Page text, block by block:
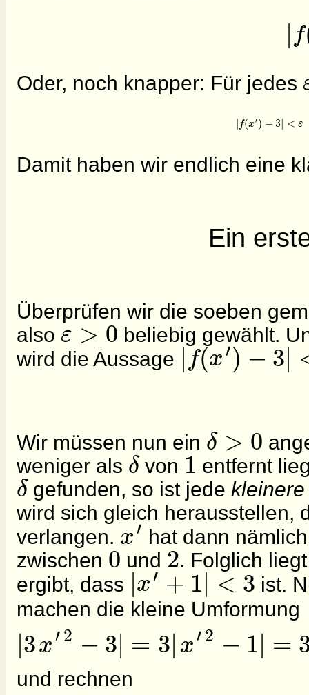
|f
Oder, noch knapper: Für jedes
|f(x′) −3| < ε
Damit haben wir endlich eine
Ein
Überprüfen wir die soeben
also ε > 0 beliebig gewählt.
wird die Aussage |f(x′) −3|
Wir müssen nun ein δ > 0
weniger als δ von 1 entfernt
δ gefunden, so ist jedekleinere
wird sich gleich herausstellen,
verlangen. x′ hat dann
zwischen 0 und 2. Folglich
ergibt, dass |x′ + 1| < 3 ist.
machen die kleine Umformung
|3x′2 −3| = 3|x′2 − 1| =
und rechnen